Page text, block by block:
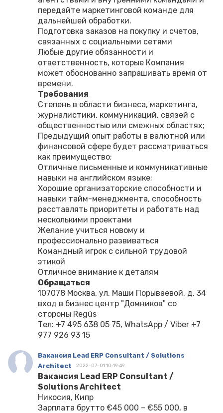
передайте маркетинговой команде для
дальнейшей обработки.
Подготовка заказов на покупку и счетов,
связанных с социальными сетями
Любые другие обязанности и
ответственность, которые Компания
может обоснованно запрашивать время от
времени.
Требования
Степень в области бизнеса, маркетинга,
журналистики, коммуникаций, связей с
общественностью или смежных областях;
Предыдущий опыт работы в валютной или
финансовой сфере будет рассматриваться
как преимущество;
Отличные письменные и коммуникативные
навыки на английском языке;
Хорошие организаторские способности и
навыки тайм-менеджмента, способность
расставлять приоритеты и работать над
несколькими проектами
Желание учиться новому и
профессионально развиваться
Командный игрок с сильной трудовой
этикой
Отличное внимание к деталям
Обращаться
107078 Москва, ул. Маши Порываевой, д. 34
вход в бизнес центр "Домников" со
стороны Regús
Тел: +7 495 638 05 75, WhatsApp / Viber +7
977 926 93 15
Вакансия Lead ERP Consultant / Solutions
Architect
2022-07-01 10:19:49
Вакансия Lead ERP Consultant /
Solutions Architect
Никосия, Кипр
Зарплата брутто €45 000 – €55 000, в